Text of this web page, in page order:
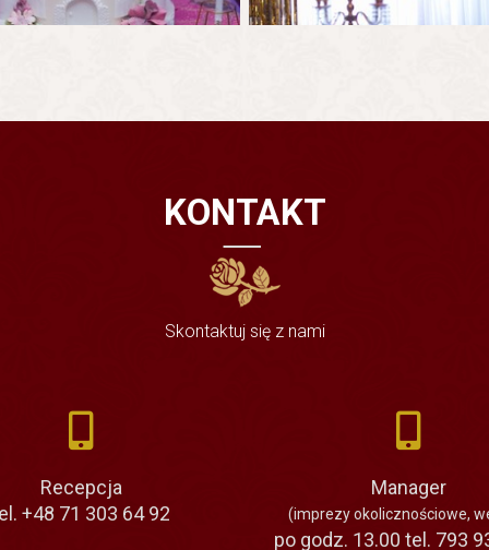
KONTAKT
Skontaktuj się z nami
Recepcja
+48 71 303 64 92
Manager
(imprezy okolicznościowe,
po godz. 13.00 tel. 793